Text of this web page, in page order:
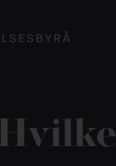
Hvilke